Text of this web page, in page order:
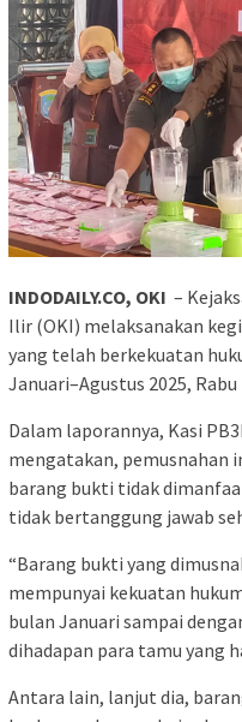
INDODAILY.CO, OKI –
Ilir (OKI) melaksanakan
yang telah berkekuatan
Januari–Agustus 2025,
Dalam laporannya, Kasi
mengatakan, pemusnahan
barang bukti tidak
tidak bertanggung jawab
“Barang bukti yang
mempunyai kekuatan
bulan Januari sampai
dihadapan para tamu yang
Antara lain, lanjut dia,